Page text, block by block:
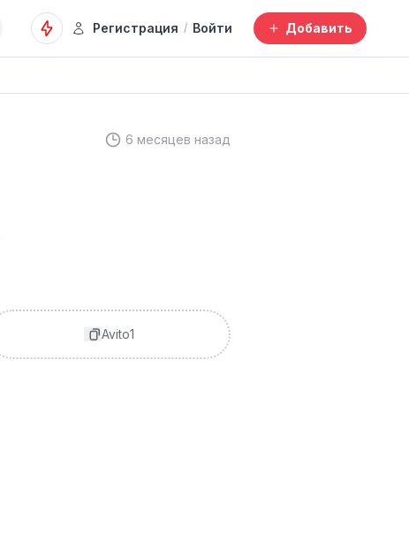
Регистрация / Войти Добавить
6 месяцев назад
Avito1